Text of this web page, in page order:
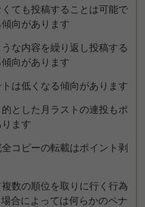
ても投稿することは可能で
向があります
な内容を繰り返し投稿する
向があります
は低くなる傾向があります
とした月ラストの連投もポ
ます
コピーの転載はポイント剥
数の順位を取りに行く行為
合によっては何らかのペナ